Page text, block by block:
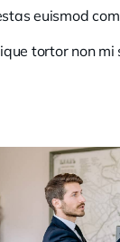
euismod
tortor non mi